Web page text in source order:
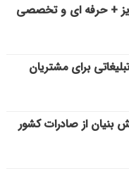
+ حرفه ای و تخصصی
برای مشتریان
از صادرات کشور